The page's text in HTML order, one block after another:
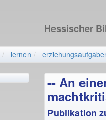
Hessischer
lernen
-- An
Publikation